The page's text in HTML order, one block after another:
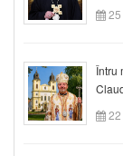
Întru